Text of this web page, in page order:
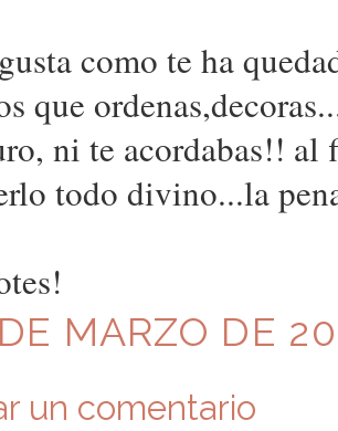
como te ha
que
ni te acordabas!!
todo divino...la
MARZO DE
un comentario